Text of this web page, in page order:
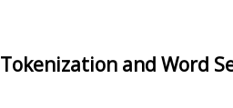
Tokenization and Word